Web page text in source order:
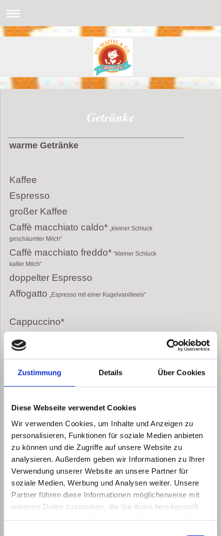
Zustimmung Details Über Cookies
Diese Webseite verwendet Cookies
Wir verwenden Cookies, um Inhalte und Anzeigen zu
personalisieren, Funktionen für soziale Medien anbieten
zu können und die Zugriffe auf unsere Website zu
analysieren. Außerdem geben wir Informationen zu Ihrer
Verwendung unserer Website an unsere Partner für
soziale Medien, Werbung und Analysen weiter. Unsere
Partner führen diese Informationen möglicherweise mit
weiteren Daten zusammen, die Sie ihnen bereitgestellt
Getränke
warme Getränke
Kaffee
Espresso
großer Kaffee
Caffè macchiato caldo* „kleiner Schluck
geschäumter Milch“
Caffè macchiato freddo* “kleiner Schluck
kalter Milch“
doppelter Espresso
Affogatto „Espresso mit einer Kugelvanilleeis“
Cappuccino*
Cappuccino* mit Sahne
Marshmallows
Matcha Latte
Pistazien Latte
Milchkaffee